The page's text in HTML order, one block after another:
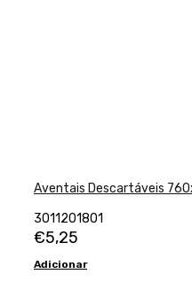
Aventais Descartáveis
3011201801
€5,25
Adicionar